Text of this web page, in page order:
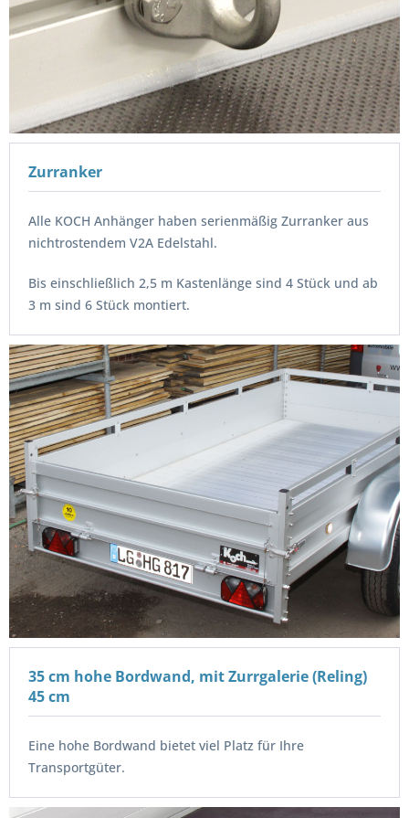
Zurranker
Alle KOCH Anhänger haben serienmäßig Zurranker aus
nichtrostendem V2A Edelstahl.
Bis einschließlich 2,5 m Kastenlänge sind 4 Stück und ab
3 m sind 6 Stück montiert.
35 cm hohe Bordwand, mit Zurrgalerie (Reling)
45 cm
Eine hohe Bordwand bietet viel Platz für Ihre
Transportgüter.